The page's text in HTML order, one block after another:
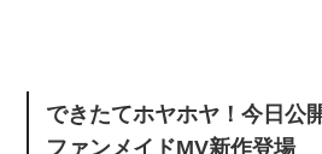
できたてホヤホヤ！今日公
ファンメイドMV新作登場